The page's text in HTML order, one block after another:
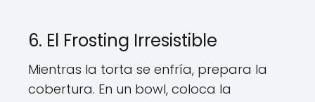
6. El Frosting Irresistible
Mientras la torta se enfría, prepara la
cobertura. En un bowl, coloca la